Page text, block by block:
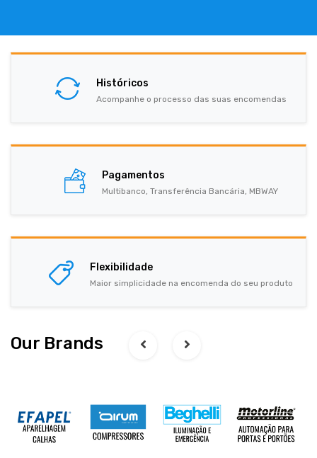
Históricos
Acompanhe o processo das suas encomendas
Pagamentos
Multibanco, Transferência Bancária, MBWAY
Flexibilidade
Maior simplicidade na encomenda do seu produto
Our Brands